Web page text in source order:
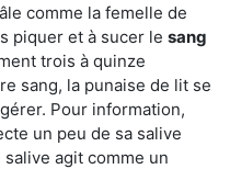
comme la femelle de
piquer et à sucer le sang
trois à quinze
sang, la punaise de lit se
Pour information,
un peu de sa salive
agit comme un